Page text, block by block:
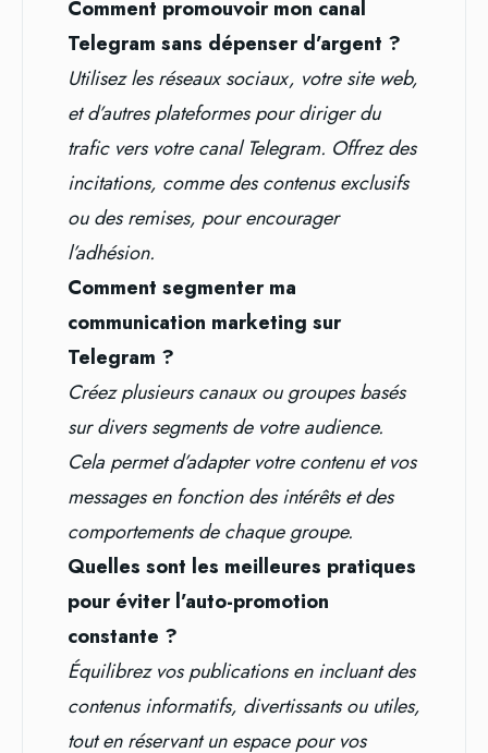
Comment promouvoir mon canal
Telegram sans dépenser d’argent ?
Utilisez les réseaux sociaux, votre site web,
et d’autres plateformes pour diriger du
trafic vers votre canal Telegram. Offrez des
incitations, comme des contenus exclusifs
ou des remises, pour encourager
l’adhésion.
Comment segmenter ma
communication marketing sur
Telegram ?
Créez plusieurs canaux ou groupes basés
sur divers segments de votre audience.
Cela permet d’adapter votre contenu et vos
messages en fonction des intérêts et des
comportements de chaque groupe.
Quelles sont les meilleures pratiques
pour éviter l’auto-promotion
constante ?
Équilibrez vos publications en incluant des
contenus informatifs, divertissants ou utiles,
tout en réservant un espace pour vos